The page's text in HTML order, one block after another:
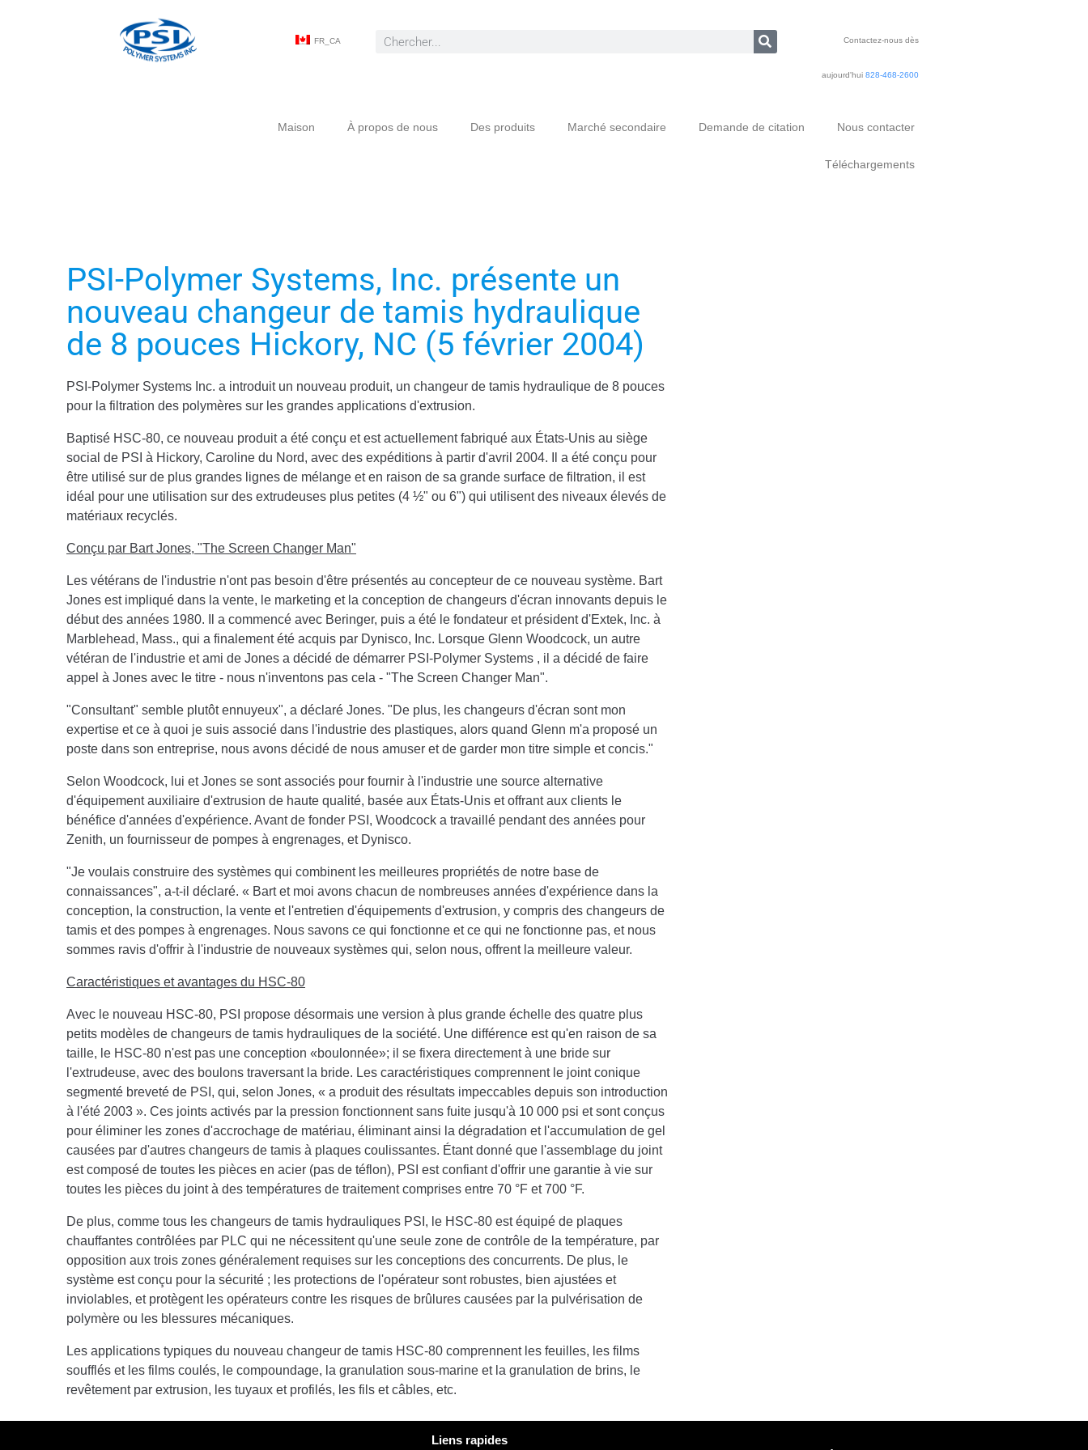
FR_CA Contactez-nous dès
aujourd'hui828-468-2600
Maison À propos de nous Des produits Marché secondaire Demande de citation Nous contacter
Téléchargements
PSI-Polymer Systems, Inc. présente un
nouveau changeur de tamis hydraulique
de 8 pouces Hickory, NC (5 février 2004)
PSI-Polymer Systems Inc. a introduit un nouveau produit, un changeur de tamis hydraulique de 8 pouces
pour la filtration des polymères sur les grandes applications d'extrusion.
Baptisé HSC-80, ce nouveau produit a été conçu et est actuellement fabriqué aux États-Unis au siège
social de PSI à Hickory, Caroline du Nord, avec des expéditions à partir d'avril 2004. Il a été conçu pour
être utilisé sur de plus grandes lignes de mélange et en raison de sa grande surface de filtration, il est
idéal pour une utilisation sur des extrudeuses plus petites (4 ½" ou 6") qui utilisent des niveaux élevés de
matériaux recyclés.
Conçu par Bart Jones, "The Screen Changer Man"
Les vétérans de l'industrie n'ont pas besoin d'être présentés au concepteur de ce nouveau système. Bart
Jones est impliqué dans la vente, le marketing et la conception de changeurs d'écran innovants depuis le
début des années 1980. Il a commencé avec Beringer, puis a été le fondateur et président d'Extek, Inc. à
Marblehead, Mass., qui a finalement été acquis par Dynisco, Inc. Lorsque Glenn Woodcock, un autre
vétéran de l'industrie et ami de Jones a décidé de démarrer PSI-Polymer Systems , il a décidé de faire
appel à Jones avec le titre - nous n'inventons pas cela - "The Screen Changer Man".
"Consultant" semble plutôt ennuyeux", a déclaré Jones. "De plus, les changeurs d'écran sont mon
expertise et ce à quoi je suis associé dans l'industrie des plastiques, alors quand Glenn m'a proposé un
poste dans son entreprise, nous avons décidé de nous amuser et de garder mon titre simple et concis."
Selon Woodcock, lui et Jones se sont associés pour fournir à l'industrie une source alternative
d'équipement auxiliaire d'extrusion de haute qualité, basée aux États-Unis et offrant aux clients le
bénéfice d'années d'expérience. Avant de fonder PSI, Woodcock a travaillé pendant des années pour
Zenith, un fournisseur de pompes à engrenages, et Dynisco.
"Je voulais construire des systèmes qui combinent les meilleures propriétés de notre base de
connaissances", a-t-il déclaré. « Bart et moi avons chacun de nombreuses années d'expérience dans la
conception, la construction, la vente et l'entretien d'équipements d'extrusion, y compris des changeurs de
tamis et des pompes à engrenages. Nous savons ce qui fonctionne et ce qui ne fonctionne pas, et nous
sommes ravis d'offrir à l'industrie de nouveaux systèmes qui, selon nous, offrent la meilleure valeur.
Caractéristiques et avantages du HSC-80
Avec le nouveau HSC-80, PSI propose désormais une version à plus grande échelle des quatre plus
petits modèles de changeurs de tamis hydrauliques de la société. Une différence est qu'en raison de sa
taille, le HSC-80 n'est pas une conception «boulonnée»; il se fixera directement à une bride sur
l'extrudeuse, avec des boulons traversant la bride. Les caractéristiques comprennent le joint conique
segmenté breveté de PSI, qui, selon Jones, « a produit des résultats impeccables depuis son introduction
à l'été 2003 ». Ces joints activés par la pression fonctionnent sans fuite jusqu'à 10 000 psi et sont conçus
pour éliminer les zones d'accrochage de matériau, éliminant ainsi la dégradation et l'accumulation de gel
causées par d'autres changeurs de tamis à plaques coulissantes. Étant donné que l'assemblage du joint
est composé de toutes les pièces en acier (pas de téflon), PSI est confiant d'offrir une garantie à vie sur
toutes les pièces du joint à des températures de traitement comprises entre 70 °F et 700 °F.
De plus, comme tous les changeurs de tamis hydrauliques PSI, le HSC-80 est équipé de plaques
chauffantes contrôlées par PLC qui ne nécessitent qu'une seule zone de contrôle de la température, par
opposition aux trois zones généralement requises sur les conceptions des concurrents. De plus, le
système est conçu pour la sécurité ; les protections de l'opérateur sont robustes, bien ajustées et
inviolables, et protègent les opérateurs contre les risques de brûlures causées par la pulvérisation de
polymère ou les blessures mécaniques.
Les applications typiques du nouveau changeur de tamis HSC-80 comprennent les feuilles, les films
soufflés et les films coulés, le compoundage, la granulation sous-marine et la granulation de brins, le
revêtement par extrusion, les tuyaux et profilés, les fils et câbles, etc.
Liens rapides